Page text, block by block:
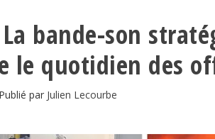
bande-son
le quotidien des
Publié par Julien Lecourbe